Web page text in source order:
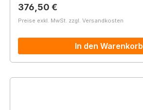
Regulärer Preis:
376,50 €
Preise exkl. MwSt. zzgl. Versandkosten
In den Warenkorb